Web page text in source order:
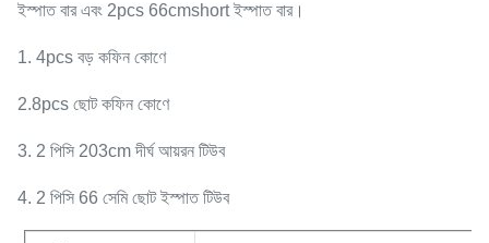
ইস্পাত বার এবং 2pcs 66cmshort ইস্পাত বার।
1. 4pcs বড় কফিন কোণে
2.8pcs ছোট কফিন কোণে
3. 2 পিসি 203cm দীর্ঘ আয়রন টিউব
4. 2 পিসি 66 সেমি ছোট ইস্পাত টিউব